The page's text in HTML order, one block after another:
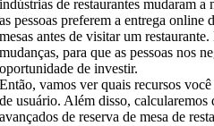
indústrias de restaurantes mudaram a
as pessoas preferem a entrega online
mesas antes de visitar um
mudanças, para que as pessoas nos
oportunidade de investir.
Então, vamos ver quais recursos
de usuário. Além disso, calcularemos
avançados de reserva de mesa de